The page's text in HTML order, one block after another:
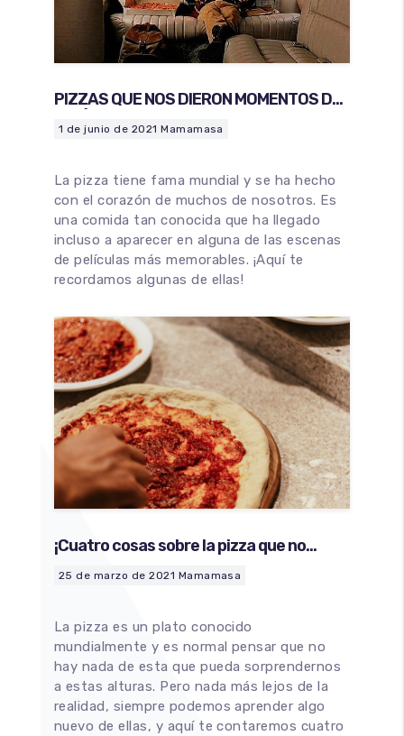
PIZZAS QUE NOS DIERON MOMENTOS DE
1 de junio de 2021 Mamamasa
La pizza tiene fama mundial y se ha hecho
con el corazón de muchos de nosotros. Es
una comida tan conocida que ha llegado
incluso a aparecer en alguna de las escenas
de películas más memorables. ¡Aquí te
recordamos algunas de ellas!
¡Cuatro cosas sobre la pizza que no
25 de marzo de 2021 Mamamasa
La pizza es un plato conocido
mundialmente y es normal pensar que no
hay nada de esta que pueda sorprendernos
a estas alturas. Pero nada más lejos de la
realidad, siempre podemos aprender algo
nuevo de ellas, y aquí te contaremos cuatro